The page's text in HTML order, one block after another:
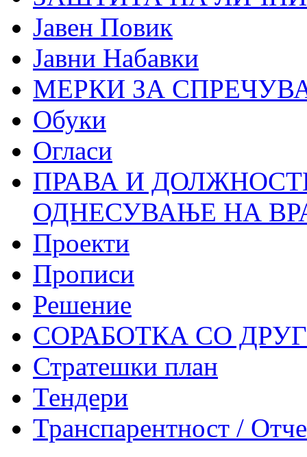
Јавен Повик
Јавни Набавки
МЕРКИ ЗА
Обуки
Огласи
ПРАВА И
ОДНЕСУВАЊЕ НА
Проекти
Прописи
Решение
СОРАБОТКА СО
Стратешки план
Тендери
Транспарентност /